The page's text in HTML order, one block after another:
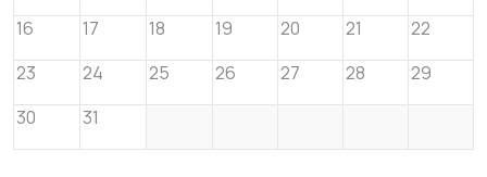
16
17 18 19 20 21
22
23
24 25 26 27 28
29
30
31